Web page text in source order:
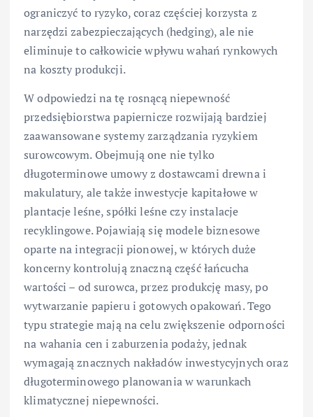
ograniczyć to ryzyko, coraz częściej korzysta z
narzędzi zabezpieczających (hedging), ale nie
eliminuje to całkowicie wpływu wahań rynkowych
na koszty produkcji.
W odpowiedzi na tę rosnącą niepewność
przedsiębiorstwa papiernicze rozwijają bardziej
zaawansowane systemy zarządzania ryzykiem
surowcowym. Obejmują one nie tylko
długoterminowe umowy z dostawcami drewna i
makulatury, ale także inwestycje kapitałowe w
plantacje leśne, spółki leśne czy instalacje
recyklingowe. Pojawiają się modele biznesowe
oparte na integracji pionowej, w których duże
koncerny kontrolują znaczną część łańcucha
wartości – od surowca, przez produkcję masy, po
wytwarzanie papieru i gotowych opakowań. Tego
typu strategie mają na celu zwiększenie odporności
na wahania cen i zaburzenia podaży, jednak
wymagają znacznych nakładów inwestycyjnych oraz
długoterminowego planowania w warunkach
klimatycznej niepewności.